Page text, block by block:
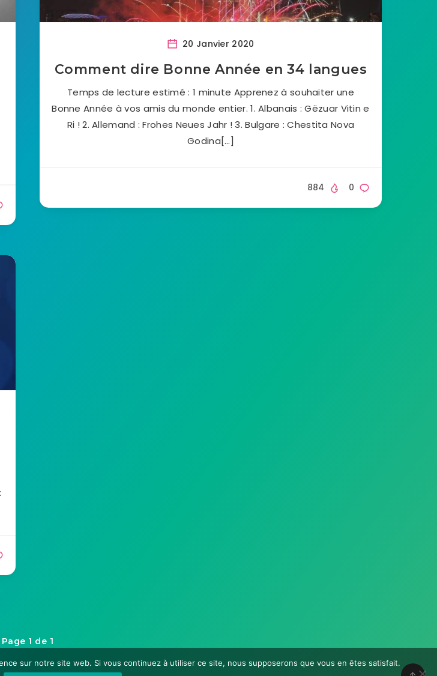
20 Janvier 2020
Comment dire Bonne Année en 34 langues
Temps de lecture estimé : 1 minute Apprenez à souhaiter une
Bonne Année à vos amis du monde entier. 1. Albanais : Gëzuar Vitin e
Ri ! 2. Allemand : Frohes Neues Jahr ! 3. Bulgare : Chestita Nova
Godina[…]
0
884
Page 1 de 1
sur notre site web. Si vous continuez à utiliser ce site, nous supposerons que vous en êtes satisfait.